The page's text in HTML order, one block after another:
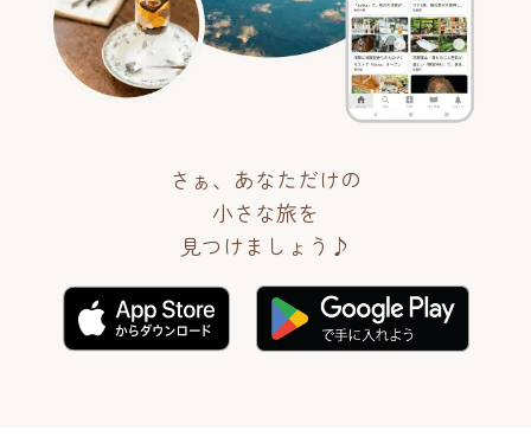
さぁ、あなただけの
小さな旅を
見つけましょう♪